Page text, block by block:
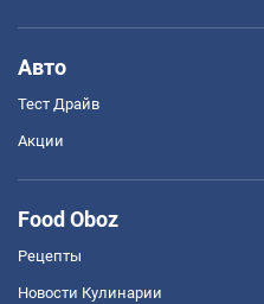
Авто
Тест Драйв
Акции
Food Oboz
Рецепты
Новости Кулинарии